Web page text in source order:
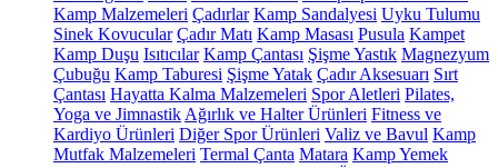
Kamp Malzemeleri Çadırlar Kamp Sandalyesi Uyku Tulumu
Sinek Kovucular Çadır Matı Kamp Masası Pusula Kampet
Kamp Duşu Isıtıcılar Kamp Çantası Şişme Yastık Magnezyum
Çubuğu Kamp Taburesi Şişme Yatak Çadır Aksesuarı Sırt
Çantası Hayatta Kalma Malzemeleri Spor Aletleri Pilates,
Yoga ve Jimnastik Ağırlık ve Halter Ürünleri Fitness ve
Kardiyo Ürünleri Diğer Spor Ürünleri Valiz ve Bavul Kamp
Mutfak Malzemeleri Termal Çanta Matara Kamp Yemek